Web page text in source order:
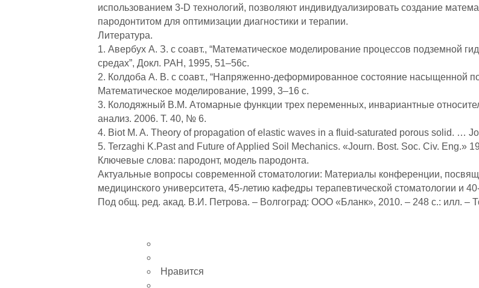
использованием 3-D технологий, позволяют индивидуализировать создание
пародонтитом для оптимизации диагностики и терапии.
Литература.
1. Авербух A. З. с соавт., “Математическое моделирование процессов подземной
средах”, Докл. РАН, 1995, 51–56с.
2. Колдоба А. В. с соавт., “Напряженно-деформированное состояние насыщенной
Математическое моделирование, 1999, 3–16 c.
3. Колодяжный В.М. Атомарные функции трех переменных, инвариантные
анализ. 2006. Т. 40, № 6.
4. Biot M. A. Theory of propagation of elastic waves in a fluid-saturated porous solid. …
5. Terzaghi K.Past and Future of Applied Soil Mechanics. «Journ. Bost. Soc. Civ. Eng.»
Ключевые слова: пародонт, модель пародонта.
Актуальные вопросы современной стоматологии: Материалы конференции,
медицинского университета, 45-летию кафедры терапевтической стоматологии и
Под общ. ред. акад. В.И. Петрова. – Волгоград: ООО «Бланк», 2010. – 248 с.: илл. –
Нравится